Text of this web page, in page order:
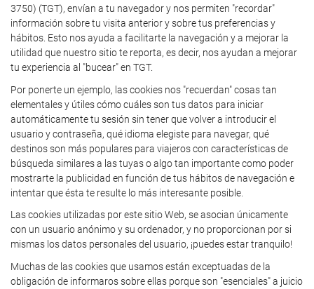
3750) (TGT), envían a tu navegador y nos permiten "recordar"
información sobre tu visita anterior y sobre tus preferencias y
hábitos. Esto nos ayuda a facilitarte la navegación y a mejorar la
utilidad que nuestro sitio te reporta, es decir, nos ayudan a mejorar
tu experiencia al "bucear" en TGT.
Por ponerte un ejemplo, las cookies nos "recuerdan" cosas tan
elementales y útiles cómo cuáles son tus datos para iniciar
automáticamente tu sesión sin tener que volver a introducir el
usuario y contraseña, qué idioma elegiste para navegar, qué
destinos son más populares para viajeros con características de
búsqueda similares a las tuyas o algo tan importante como poder
mostrarte la publicidad en función de tus hábitos de navegación e
intentar que ésta te resulte lo más interesante posible.
Las cookies utilizadas por este sitio Web, se asocian únicamente
con un usuario anónimo y su ordenador, y no proporcionan por si
mismas los datos personales del usuario, ¡puedes estar tranquilo!
Muchas de las cookies que usamos están exceptuadas de la
obligación de informaros sobre ellas porque son "esenciales" a juicio